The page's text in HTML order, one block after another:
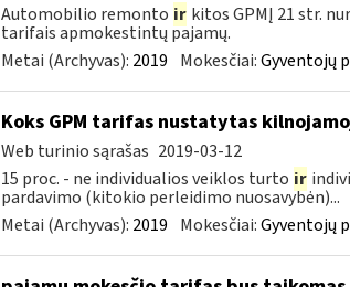
Automobilio remonto ir kitos GPMĮ 21 str.
tarifais apmokestintų pajamų.
Metai (Archyvas): 2019 Mokesčiai:Gyventojų
Koks GPM tarifas nustatytas
Web turinio sąrašas 2019-03-12
15 proc. - ne individualios veiklos turto ir
pardavimo (kitokio perleidimo nuosavybėn)...
Metai (Archyvas): 2019 Mokesčiai:Gyventojų